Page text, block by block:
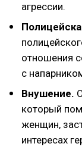
агрессии.
отношения
с
Внушение.
который
женщин,
интересах